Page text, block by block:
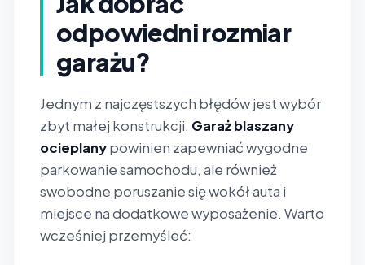
odpowiedni rozmiar
garażu?
Jednym z najczęstszych błędów jest wybór
zbyt małej konstrukcji. Garaż blaszany
ocieplanypowinien zapewniać wygodne
parkowanie samochodu, ale również
swobodne poruszanie się wokół auta i
miejsce na dodatkowe wyposażenie. Warto
wcześniej przemyśleć: